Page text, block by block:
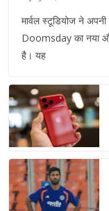
मार्वल स्टूडियोज ने
Doomsday का नया और
है। यह